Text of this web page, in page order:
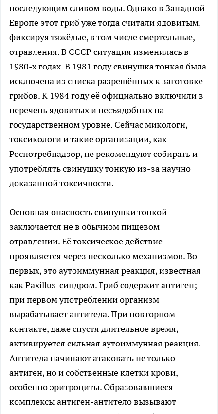
последующим сливом воды. Однако в Западной
Европе этот гриб уже тогда считали ядовитым,
фиксируя тяжёлые, в том числе смертельные,
отравления. В СССР ситуация изменилась в
1980-х годах. В 1981 году свинушка тонкая была
исключена из списка разрешённых к заготовке
грибов. К 1984 году её официально включили в
перечень ядовитых и несъядобных на
государственном уровне. Сейчас микологи,
токсикологи и такие организации, как
Роспотребнадзор, не рекомендуют собирать и
употреблять свинушку тонкую из-за научно
доказанной токсичности.
Основная опасность свинушки тонкой
заключается не в обычном пищевом
отравлении. Её токсическое действие
проявляется через несколько механизмов. Во-
первых, это аутоиммунная реакция, известная
как Paxillus-синдром. Гриб содержит антиген;
при первом употреблении организм
вырабатывает антитела. При повторном
контакте, даже спустя длительное время,
активируется сильная аутоиммунная реакция.
Антитела начинают атаковать не только
антиген, но и собственные клетки крови,
особенно эритроциты. Образовавшиеся
комплексы антиген-антитело вызывают